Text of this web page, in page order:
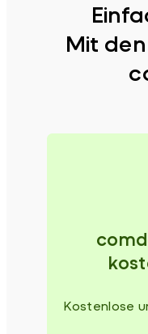
Mit
Kostenlose